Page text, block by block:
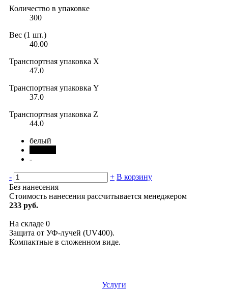
Количество в упаковке
300
Вес (1 шт.)
40.00
Транспортная упаковка X
47.0
Транспортная упаковка Y
37.0
Транспортная упаковка Z
44.0
белый
-
- + В корзину
Без нанесения
Стоимость нанесения рассчитывается менеджером
233 руб.
На складе 0
Защита от УФ-лучей (UV400).
Компактные в сложенном виде.
Услуги